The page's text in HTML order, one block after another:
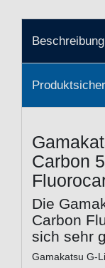
Beschreibung
Carbon
Die
Carbon
sich sehr
Gamakatsu G-